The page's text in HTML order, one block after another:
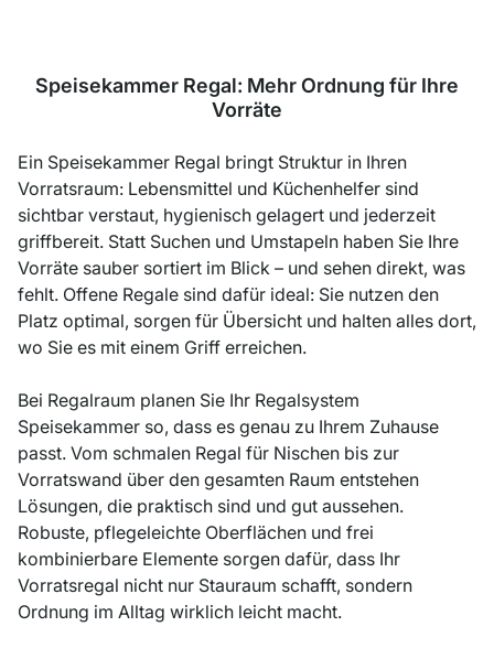
Speisekammer Regal: Mehr Ordnung für Ihre
Vorräte
Ein Speisekammer Regal bringt Struktur in Ihren
Vorratsraum: Lebensmittel und Küchenhelfer sind
sichtbar verstaut, hygienisch gelagert und jederzeit
griffbereit. Statt Suchen und Umstapeln haben Sie Ihre
Vorräte sauber sortiert im Blick – und sehen direkt, was
fehlt. Offene Regale sind dafür ideal: Sie nutzen den
Platz optimal, sorgen für Übersicht und halten alles dort,
wo Sie es mit einem Griff erreichen.
Bei Regalraum planen Sie Ihr Regalsystem
Speisekammer so, dass es genau zu Ihrem Zuhause
passt. Vom schmalen Regal für Nischen bis zur
Vorratswand über den gesamten Raum entstehen
Lösungen, die praktisch sind und gut aussehen.
Robuste, pflegeleichte Oberflächen und frei
kombinierbare Elemente sorgen dafür, dass Ihr
Vorratsregal nicht nur Stauraum schafft, sondern
Ordnung im Alltag wirklich leicht macht.